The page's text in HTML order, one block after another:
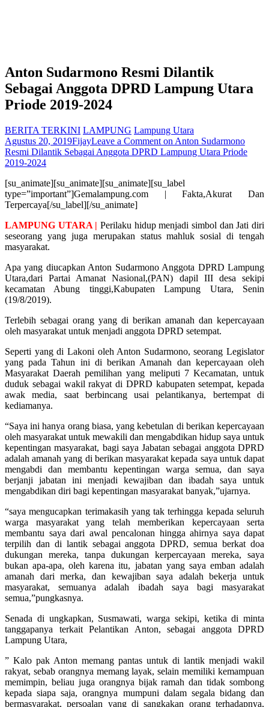
Anton Sudarmono Resmi Dilantik
Sebagai Anggota DPRD Lampung Utara
Priode 2019-2024
BERITA TERKINI LAMPUNG Lampung Utara
Agustus 20, 2019FijayLeave a Comment on Anton Sudarmono
Resmi Dilantik Sebagai Anggota DPRD Lampung Utara Priode
2019-2024
[su_animate][su_animate][su_animate][su_label
type=”important”]Gemalampung.com | Fakta,Akurat Dan
Terpercaya[/su_label][/su_animate]
LAMPUNG UTARA | Perilaku hidup menjadi simbol dan Jati diri
seseorang yang juga merupakan status mahluk sosial di tengah
masyarakat.
Apa yang diucapkan Anton Sudarmono Anggota DPRD Lampung
Utara,dari Partai Amanat Nasional,(PAN) dapil III desa sekipi
kecamatan Abung tinggi,Kabupaten Lampung Utara, Senin
(19/8/2019).
Terlebih sebagai orang yang di berikan amanah dan kepercayaan
oleh masyarakat untuk menjadi anggota DPRD setempat.
Seperti yang di Lakoni oleh Anton Sudarmono, seorang Legislator
yang pada Tahun ini di berikan Amanah dan kepercayaan oleh
Masyarakat Daerah pemilihan yang meliputi 7 Kecamatan, untuk
duduk sebagai wakil rakyat di DPRD kabupaten setempat, kepada
awak media, saat berbincang usai pelantikanya, bertempat di
kediamanya.
“Saya ini hanya orang biasa, yang kebetulan di berikan kepercayaan
oleh masyarakat untuk mewakili dan mengabdikan hidup saya untuk
kepentingan masyarakat, bagi saya Jabatan sebagai anggota DPRD
adalah amanah yang di berikan masyarakat kepada saya untuk dapat
mengabdi dan membantu kepentingan warga semua, dan saya
berjanji jabatan ini menjadi kewajiban dan ibadah saya untuk
mengabdikan diri bagi kepentingan masyarakat banyak,”ujarnya.
“saya mengucapkan terimakasih yang tak terhingga kepada seluruh
warga masyarakat yang telah memberikan kepercayaan serta
membantu saya dari awal pencalonan hingga ahirnya saya dapat
terpilih dan di lantik sebagai anggota DPRD, semua berkat doa
dukungan mereka, tanpa dukungan kerpercayaan mereka, saya
bukan apa-apa, oleh karena itu, jabatan yang saya emban adalah
amanah dari merka, dan kewajiban saya adalah bekerja untuk
masyarakat, semuanya adalah ibadah saya bagi masyarakat
semua,”pungkasnya.
Senada di ungkapkan, Susmawati, warga sekipi, ketika di minta
tanggapanya terkait Pelantikan Anton, sebagai anggota DPRD
Lampung Utara,
” Kalo pak Anton memang pantas untuk di lantik menjadi wakil
rakyat, sebab orangnya memang layak, selain memiliki kemampuan
memimpin, beliau juga orangnya bijak ramah dan tidak sombong
kepada siapa saja, orangnya mumpuni dalam segala bidang dan
bermasyarakat, persoalan yang di sangkakan orang terhadapnya,